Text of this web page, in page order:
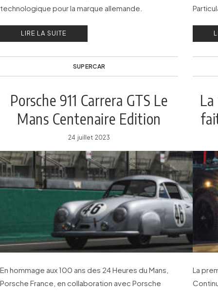
technologique pour la marque allemande.
LIRE LA SUITE
SUPERCAR
Porsche 911 Carrera GTS Le
Mans Centenaire Edition
24 juillet 2023
En hommage aux 100 ans des 24 Heures du Mans,
Porsche France, en collaboration avec Porsche
La